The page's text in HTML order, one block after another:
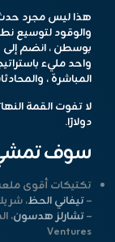
واحد مليء
المباشرة ،
لا تفوت القمة
دولارًا.
سوف تمشي
تكتيكات أقوى
–تيفاني الحظ،
–تشارلز هدسون
Ventures